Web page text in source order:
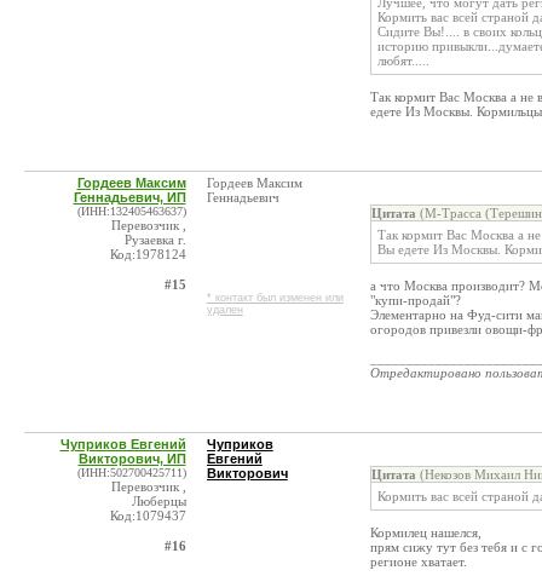
Кормить вас всей страной
Сидите Вы!.... в своих
историю
любят.....
Так кормит Вас Москва а не
едете Из Москвы.
Гордеев Максим
Геннадьевич, ИП
(ИНН:132405463637)
Перевозчик ,
Рузаевка г.
Код:1978124
#15
Гордеев Максим
Геннадьевич
* контакт был изменен или
удален
Цитата (М-Трасса
Так кормит Вас Москва а
Вы едете Из Москвы.
а что Москва производит?
"купи-продай"?
Элементарно на Фуд-сити
огородов привезли овощи-
Отредактировано
Чуприков Евгений
Викторович, ИП
(ИНН:502700425711)
Перевозчик ,
Люберцы
Код:1079437
#16
Чуприков
Евгений
Викторович
Цитата (Некозов Михаил
Кормить вас всей страной
Кормилец нашелся,
прям сижу тут без тебя и с
регионе хватает.